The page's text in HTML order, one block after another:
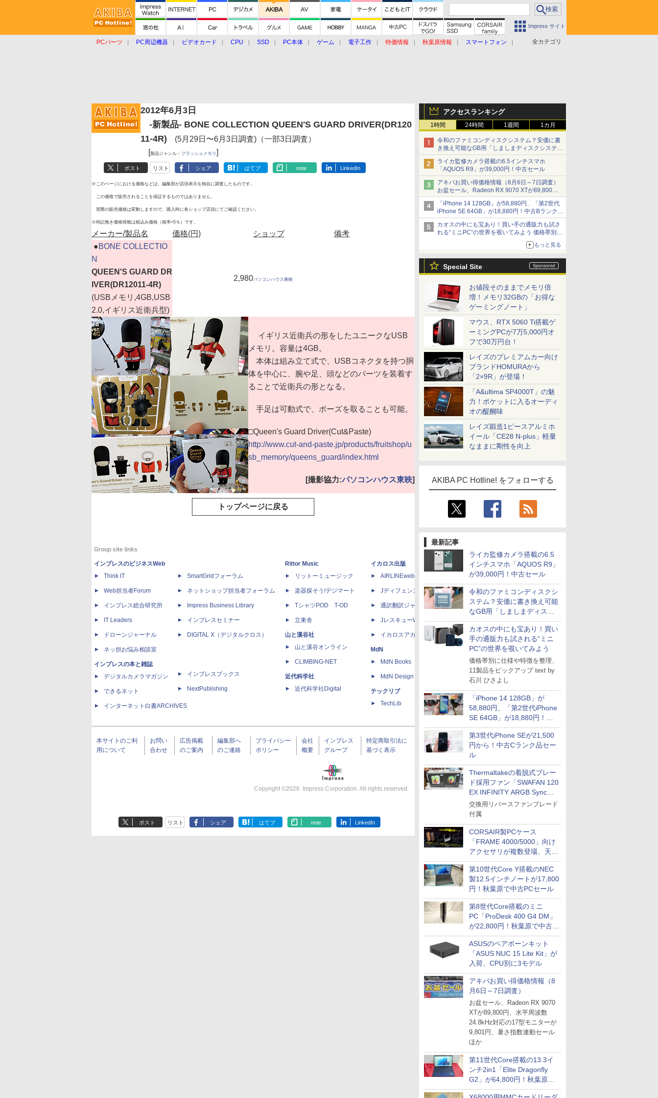
Impress サイト
全カテゴリ
PCパーツ PC周辺機器 ビデオカード CPU SSD PC本体 ゲーム 電子工作 特価情報 秋葉原情報
スマートフォン
アクセスランキング
1時間 24時間 1週間 1カ月
令和のファミコンディスクシステム？安価に書
き換え可能なGB用「しましまディスクシステ
ム」
ライカ監修カメラ搭載の6.5インチスマホ
「AQUOS R9」が39,000円！中古セール
アキバお買い得価格情報（8月6日～7日調査）
お盆セール、Radeon RX 9070 XTが89,800
円、水平周波数24.8kHz対応の17型モニターが
9,801円、暑さ指数連動セール ほか
「iPhone 14 128GB」が58,880円、「第2世代
iPhone SE 64GB」が18,880円！中古Bランク品
セール
カオスの中にも宝あり！買い手の通販力も試さ
れる“ミニPC”の世界を覗いてみよう 価格帯別に
仕様や特徴を整理、11製品をピックアップ text
もっと見る
Special Site
お値段そのままでメモリ倍
増！メモリ32GBの「お得な
ゲーミングノート」
マウス、RTX 5060 Ti搭載ゲ
ーミングPCが7万5,000円オ
フで30万円台！
レイズのプレミアムカー向け
ブランドHOMURAから
「2×9R」が登場！
「A&ultima SP4000T」の魅
力！ポケットに入るオーディ
オの醍醐味
レイズ鍛造1ピースアルミホ
イール「CE28 N-plus」軽量
なままに剛性を向上
AKIBA PC Hotline! をフォローする
最新記事
ライカ監修カメラ搭載の6.5
インチスマホ「AQUOS R9」
が39,000円！中古セール
令和のファミコンディスクシ
ステム？安価に書き換え可能
なGB用「しましまディスク
システム」
カオスの中にも宝あり！買い
手の通販力も試される“ミニ
PC”の世界を覗いてみよう
価格帯別に仕様や特徴を整理、
11製品をピックアップ text by
石川 ひさよし
「iPhone 14 128GB」が
58,880円、「第2世代iPhone
SE 64GB」が18,880円！中
古Bランク品セール
第3世代iPhone SEが21,500
円から！中古Cランク品セー
ル
Thermaltakeの着脱式ブレー
ド採用ファン「SWAFAN 120
EX INFINITY ARGB Sync」
に単品パッケージ
交換用リバースファンブレード
付属
CORSAIR製PCケース
「FRAME 4000/5000」向け
アクセサリが複数登場、天然
木製パネルや背面コネクタ対
応トレイなど
第10世代Core Y搭載のNEC
製12.5インチノートが17,800
円！秋葉原で中古PCセール
第8世代Core搭載のミニ
PC「ProDesk 400 G4 DM」
が22,800円！秋葉原で中古
PCセール
ASUSのベアボーンキット
「ASUS NUC 15 Lite Kit」が
入荷、CPU別に3モデル
アキバお買い得価格情報（8
月6日～7日調査）
お盆セール、Radeon RX 9070
XTが89,800円、水平周波数
24.8kHz対応の17型モニターが
9,801円、暑さ指数連動セール
ほか
第11世代Core搭載の13.3イ
ンチ2in1「Elite Dragonfly
G2」が64,800円！秋葉原で
中古PCセール
2012年6月3日
-新製品- BONE COLLECTION QUEEN'S GUARD DRIVER(DR120
11-4R) (5月29日〜6月3日調査)（一部3日調査）
[製品ジャンル： フラッシュメモリ ]
ポスト リスト シェア はてブ note LinkedIn
※このページにおける価格などは、編集部が店頭表示を独自に調査したものです。
この価格で販売されることを保証するものではありません。
実際の販売価格は変動しますので、購入時に各ショップ店頭にてご確認ください。
※特記無き価格情報は税込み価格（税率=5％）です。
メーカー/製品名 価格(円) ショップ
備考
●BONE COLLECTIO
N
QUEEN'S GUARD DR
IVER(DR12011-4R)
(USBメモリ,4GB,USB
2.0,イギリス近衛兵型)
2,980パソコンハウス東映
イギリス近衛兵の形をしたユニークなUSB
メモリ。容量は4GB。
本体は組み立て式で、USBコネクタを持つ胴
体を中心に、腕や足、頭などのパーツを装着す
ることで近衛兵の形となる。
手足は可動式で、ポーズを取ることも可能。
□Queen's Guard Driver(Cut&Paste)
http://www.cut-and-paste.jp/products/fruitshop/u
sb_memory/queens_guard/index.html
[撮影協力:パソコンハウス東映]
トップページに戻る
Group site links
インプレスのビジネスWeb
Think IT
Web担当者Forum
インプレス総合研究所
IT Leaders
ドローンジャーナル
ネッ担お悩み相談室
インプレスの本と雑誌
デジタルカメラマガジン
できるネット
インターネット白書ARCHIVES
SmartGridフォーラム
ネットショップ担当者フォーラム
Impress Business Library
インプレスセミナー
DIGITAL X（デジタルクロス）
インプレスブックス
NextPublishing
Rittor Music
リットーミュージック
楽器探そう!デジマート
TシャツPOD T-OD
立東舎
山と溪谷社
山と溪谷オンライン
CLIMBING-NET
近代科学社
近代科学社Digital
イカロス出版
AIRLINEweb
Jディフェンスニュース
通訳翻訳ジャーナル
JレスキューWeb
イカロスアカデミー
MdN
MdN Books
MdN Design Interactive
テックリブ
TechLib
天海社
Comic curea
impress QuickBooks
PUBFUN
パブファンセルフ
IPGネットワーク
TシャツPOD pTa.shop
カスタム写真集POD fabli
Impress Group Publication Informa
tion
本サイトのご利
用について
お問い
合わせ
広告掲載
のご案内
編集部へ
のご連絡
プライバシー
ポリシー
会社
概要
インプレス
グループ
特定商取引法に
基づく表示
Copyright ©2026 Impress Corporation. All rights reserved.
ポスト リスト シェア はてブ note LinkedIn